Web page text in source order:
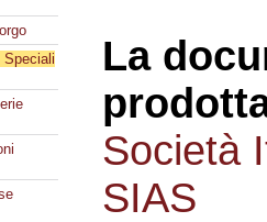
La
Società
SIAS